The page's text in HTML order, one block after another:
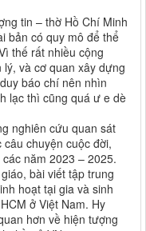
tin – thờ Hồ Chí Minh
bản có quy mô để thể
thế rất nhiều cộng
và cơ quan xây dựng
báo chí nên nhìn
lạc thì cũng quá ư e dè
nghiên cứu quan sát
chuyện cuộc đời,
năm 2023 – 2025.
bài viết tập trung
hoạt tại gia và sinh
ở Việt Nam. Hy
hơn về hiện tượng